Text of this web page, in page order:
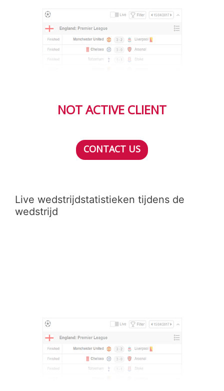
NOT ACTIVE CLIENT
CONTACT US
Live wedstrijdstatistieken tijdens de
wedstrijd